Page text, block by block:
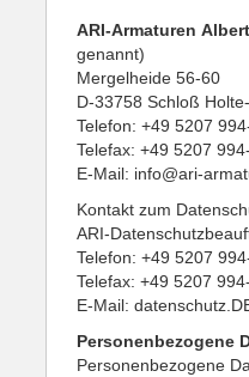
ARI-Armaturen
genannt)
Mergelheide 56-60
D-33758 Schloß
Telefon: +49 5207
Telefax: +49 5207
E-Mail: info@ari-
Kontakt zum
ARI-
Telefon: +49 5207
Telefax: +49 5207
E-Mail:
Personenbezogene
Personenbezogene